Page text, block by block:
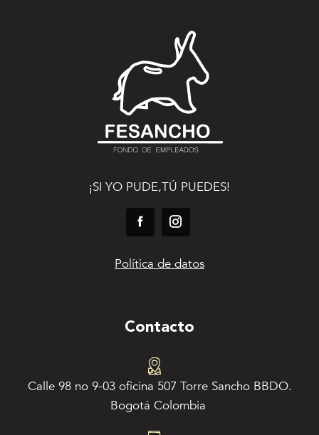
¡SI YO PUDE,TÚ PUEDES!
Política de datos
Contacto
Calle 98 no 9-03 oficina 507 Torre Sancho BBDO.
Bogotá Colombia